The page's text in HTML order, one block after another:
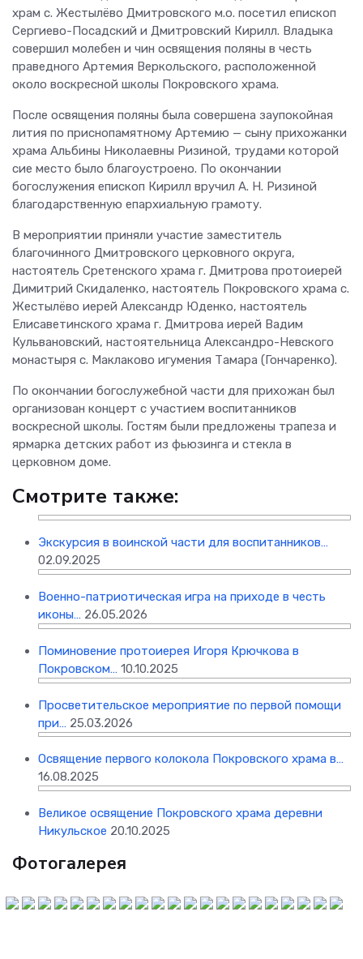
храм с. Жестылёво Дмитровского м.о. посетил епископ
Сергиево-Посадский и Дмитровский Кирилл. Владыка
совершил молебен и чин освящения поляны в честь
праведного Артемия Веркольского, расположенной
около воскресной школы Покровского храма.
После освящения поляны была совершена заупокойная
лития по приснопамятному Артемию — сыну прихожанки
храма Альбины Николаевны Ризиной, трудами которой
сие место было благоустроено. По окончании
богослужения епископ Кирилл вручил А. Н. Ризиной
благодарственную епархиальную грамоту.
В мероприятии приняли участие заместитель
благочинного Дмитровского церковного округа,
настоятель Сретенского храма г. Дмитрова протоиерей
Димитрий Скидаленко, настоятель Покровского храма с.
Жестылёво иерей Александр Юденко, настоятель
Елисаветинского храма г. Дмитрова иерей Вадим
Кульвановский, настоятельница Александро-Невского
монастыря с. Маклаково игумения Тамара (Гончаренко).
По окончании богослужебной части для прихожан был
организован концерт с участием воспитанников
воскресной школы. Гостям были предложены трапеза и
ярмарка детских работ из фьюзинга и стекла в
церковном доме.
Смотрите также:
Экскурсия в воинской части для воспитанников…
02.09.2025
Военно-патриотическая игра на приходе в честь
иконы… 26.05.2026
Поминовение протоиерея Игоря Крючкова в
Покровском… 10.10.2025
Просветительское мероприятие по первой помощи
при… 25.03.2026
Освящение первого колокола Покровского храма в…
16.08.2025
Великое освящение Покровского храма деревни
Никульское 20.10.2025
Фотогалерея